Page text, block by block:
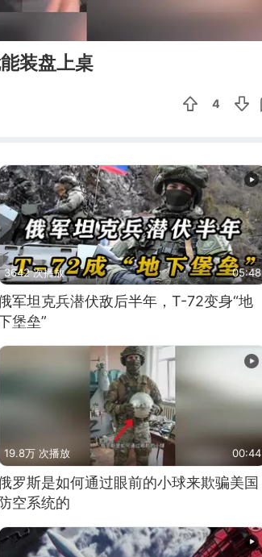
装盘上桌
4
3642 次播放 05:48
军坦克兵潜伏敌后半年，T-72变身“地
堡垒”
19.8万 次播放 00:44
罗斯是如何通过眼前的小球来欺骗美国
防空系统的